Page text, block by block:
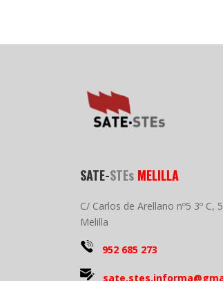
SATE-STEs MELILLA
C/ Carlos de Arellano nº5 3º C,
Melilla
952 685 273